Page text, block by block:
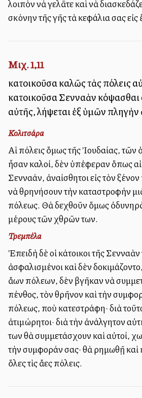
λοιπὸν νὰ γελᾶτε καὶ νὰ
σκόνην τῆς γῆς τὰ κεφάλια σας εἰς
Μιχ. 1,11
κατοικοῦσα καλῶς τὰς πόλεις
κατοικοῦσα Σενναὰν κόψασθαι
αὐτῆς, λήψεται ἐξ ὑμῶν
Κολιτσάρα
Αἱ πόλεις ὅμως τῆς Ἰουδαίας, τῶν
ἦσαν καλοί, δὲν ὑπέφεραν ὅπως αἱ
Σενναάν, ἀναίσθητοι εἰς τὸν
νὰ θρηνήσουν τὴν καταστροφὴν
πόλεως. Θὰ δεχθοῦν ὅμως
μέρους τῶν ἐχθρῶν των.
Τρεμπέλα
Ἐπειδὴ δὲ οἱ κάτοικοι τῆς Σενναὰν
ἀσφαλισμένοι καὶ δὲν
ἄλλων πόλεων, δὲν ἐβγῆκαν νὰ
πένθος, τὸν θρῆνον καὶ τὴν
πόλεως, ποὺ κατεστράφη· διὰ
ἀτιμώρητοι· διὰ τὴν ἀνάλγητον
των θὰ συμμετάσχουν καὶ αὐτοί,
τὴν συμφοράν σας· θὰ ἐρημωθῇ
ὅλες τὶς ἄλλες πόλεις.